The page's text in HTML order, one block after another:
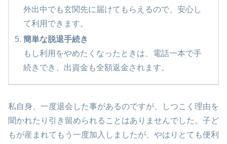
外出中でも玄関先に届けてもらえるので、安心し
て利用できます。
簡単な脱退手続き
もし利用をやめたくなったときは、電話一本で手
続きでき、出資金も全額返金されます。
私自身、一度退会した事があるのですが、しつこく理由を
聞かれたり引き留められることはありませんでした。子ど
もが産まれてもう一度加入しましたが、やはりとても便利